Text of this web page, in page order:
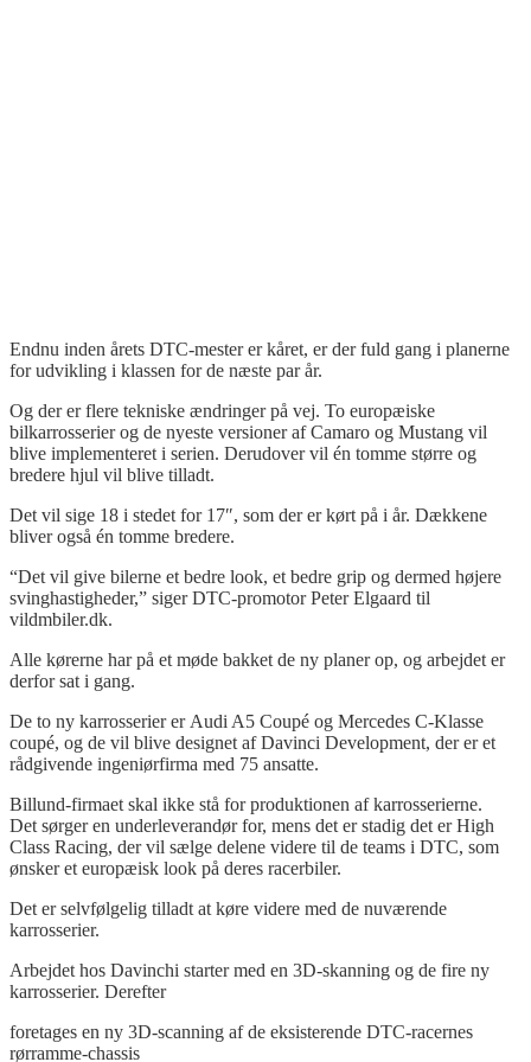
Endnu inden årets DTC-mester er kåret, er der fuld gang i planerne
for udvikling i klassen for de næste par år.
Og der er flere tekniske ændringer på vej. To europæiske
bilkarrosserier og de nyeste versioner af Camaro og Mustang vil
blive implementeret i serien. Derudover vil én tomme større og
bredere hjul vil blive tilladt.
Det vil sige 18 i stedet for 17″, som der er kørt på i år. Dækkene
bliver også én tomme bredere.
“Det vil give bilerne et bedre look, et bedre grip og dermed højere
svinghastigheder,” siger DTC-promotor Peter Elgaard til
vildmbiler.dk.
Alle kørerne har på et møde bakket de ny planer op, og arbejdet er
derfor sat i gang.
De to ny karrosserier er Audi A5 Coupé og Mercedes C-Klasse
coupé, og de vil blive designet af Davinci Development, der er et
rådgivende ingeniørfirma med 75 ansatte.
Billund-firmaet skal ikke stå for produktionen af karrosserierne.
Det sørger en underleverandør for, mens det er stadig det er High
Class Racing, der vil sælge delene videre til de teams i DTC, som
ønsker et europæisk look på deres racerbiler.
Det er selvfølgelig tilladt at køre videre med de nuværende
karrosserier.
Arbejdet hos Davinchi starter med en 3D-skanning og de fire ny
karrosserier. Derefter
foretages en ny 3D-scanning af de eksisterende DTC-racernes
rørramme-chassis